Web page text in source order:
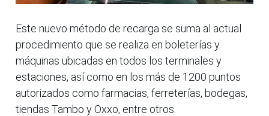
Este nuevo método de recarga se suma al actual
procedimiento que se realiza en boleterías y
máquinas ubicadas en todos los terminales y
estaciones, así como en los más de 1200 puntos
autorizados como farmacias, ferreterías, bodegas,
tiendas Tambo y Oxxo, entre otros.